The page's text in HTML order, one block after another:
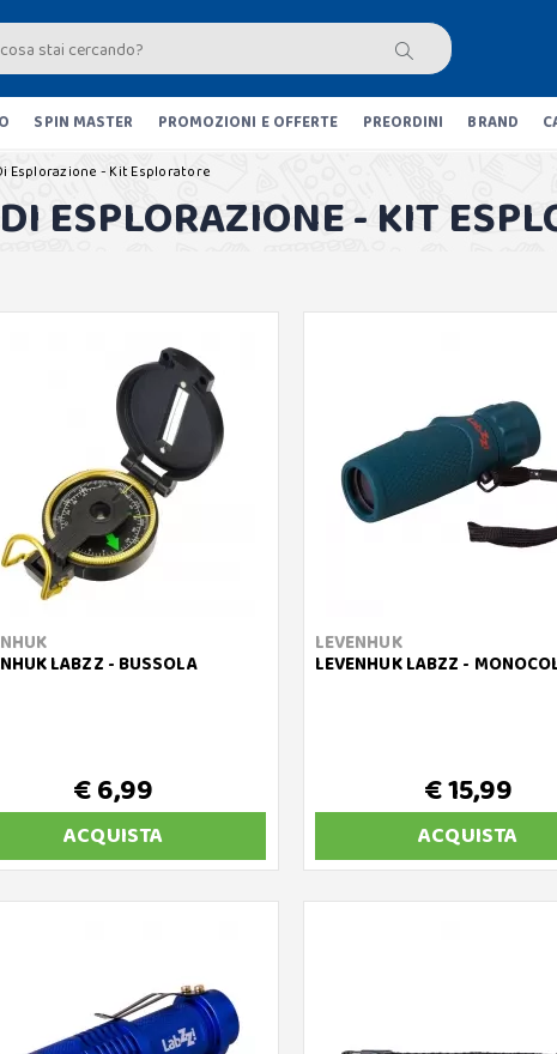
SPIN MASTER PROMOZIONI E OFFERTE PREORDINI BRAND
Esplorazione - Kit Esploratore
ESPLORAZIONE - KIT
LABZZ - BUSSOLA
€ 6,99
ACQUISTA
LEVENHUK
LEVENHUK LABZZ -
€ 15,99
ACQUISTA